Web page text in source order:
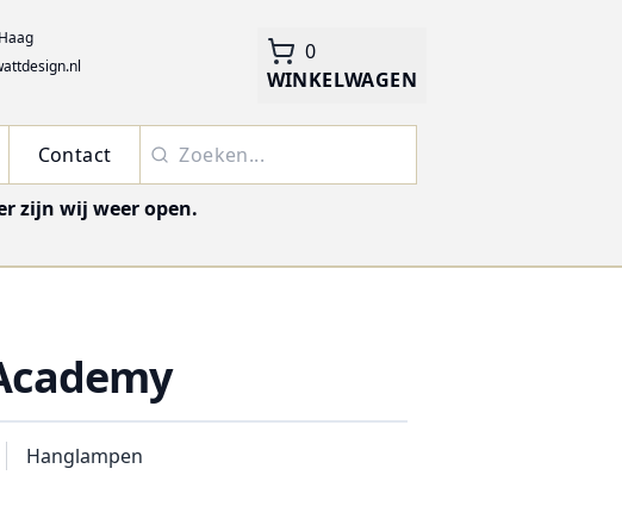
0
WINKELWAGEN
Contact
zijn wij weer open.
Hanglampen